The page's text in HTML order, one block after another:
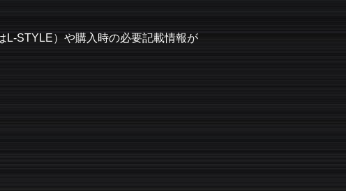
L-STYLE）や購入時の必要記載情報が